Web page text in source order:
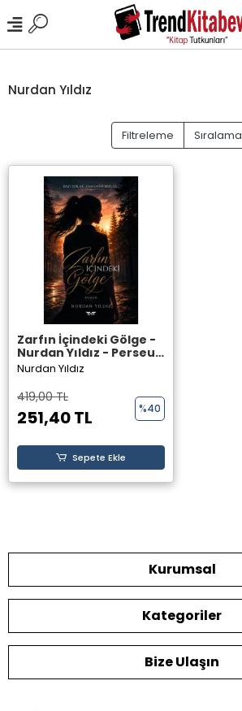
Nurdan Yıldız
Filtreleme Sıralama
Zarfın İçindeki Gölge -
Nurdan Yıldız - Perseus
Yayınevi
Nurdan Yıldız
419,00 TL
251,40 TL %40
Sepete Ekle
Kurumsal
Kategoriler
Bize Ulaşın